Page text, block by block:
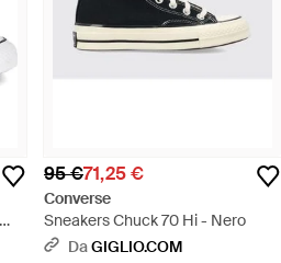
95 €71,25 €
Converse
Sneakers Chuck 70 Hi - Nero
DaGIGLIO.COM